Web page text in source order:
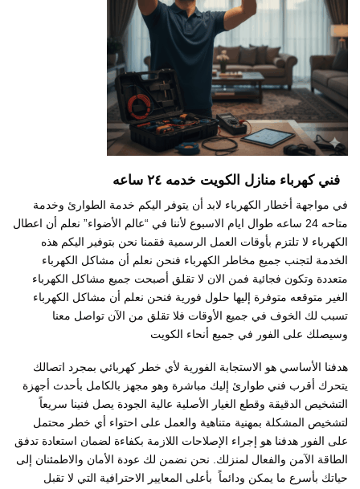
فني كهرباء منازل الكويت خدمه ٢٤ ساعه
في مواجهة أخطار الكهرباء لابد أن يتوفر اليكم خدمة الطوارئ وخدمة
متاحه 24 ساعه طوال ايام الاسبوع لأننا في “عالم الأضواء” نعلم أن اعطال
الكهرباء لا تلتزم بأوقات العمل الرسمية فقمنا نحن بتوفير اليكم هذه
الخدمة لتجنب جميع مخاطر الكهرباء فنحن نعلم أن مشاكل الكهرباء
متعددة وتكون فجائية فمن الان لا تقلق أصبحت جميع مشاكل الكهرباء
الغير متوقعه متوفرة إليها حلول فورية فنحن نعلم أن مشاكل الكهرباء
تسبب لك الخوف في جميع الأوقات فلا تقلق من الآن تواصل معنا
وسيصلك على الفور في جميع أنحاء الكويت
هدفنا الأساسي هو الاستجابة الفورية لأي خطر كهربائي بمجرد اتصالك
يتحرك أقرب فني طوارئ إليك مباشرة وهو مجهز بالكامل بأحدث أجهزة
التشخيص الدقيقة وقطع الغيار الأصلية عالية الجودة يصل فنينا سريعاً
لتشخيص المشكلة بمهنية متناهية والعمل على احتواء أي خطر محتمل
على الفور هدفنا هو إجراء الإصلاحات اللازمة بكفاءة لضمان استعادة تدفق
الطاقة الآمن والفعال لمنزلك. نحن نضمن لك عودة الأمان والاطمئنان إلى
حياتك بأسرع ما يمكن ودائماً بأعلى المعايير الاحترافية التي لا تقبل